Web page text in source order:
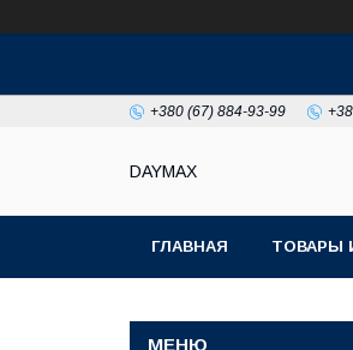
+380 (67) 884-93-99
DAYMAX
ГЛАВНАЯ ТОВАРЫ